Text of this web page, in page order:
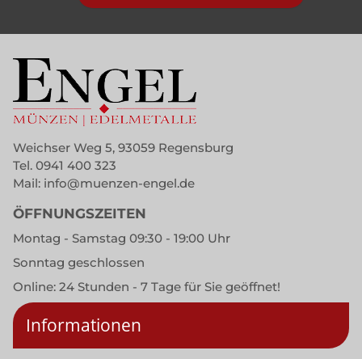
Weichser Weg 5, 93059 Regensburg
Tel. 0941 400 323
Mail: info@muenzen-engel.de
ÖFFNUNGSZEITEN
Montag - Samstag 09:30 - 19:00 Uhr
Sonntag geschlossen
Online: 24 Stunden - 7 Tage für Sie geöffnet!
Informationen